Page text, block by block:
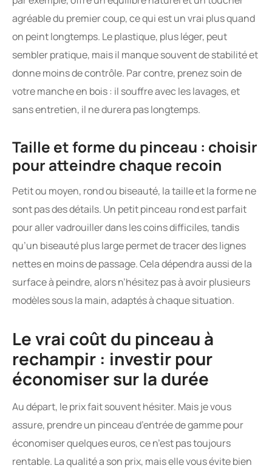
agréable du premier coup, ce qui est un vrai plus quand
on peint longtemps. Le plastique, plus léger, peut
sembler pratique, mais il manque souvent de stabilité et
donne moins de contrôle. Par contre, prenez soin de
votre manche en bois : il souffre avec les lavages, et
sans entretien, il ne durera pas longtemps.
Taille et forme du pinceau : choisir
pour atteindre chaque recoin
Petit ou moyen, rond ou biseauté, la taille et la forme ne
sont pas des détails. Un petit pinceau rond est parfait
pour aller vadrouiller dans les coins difficiles, tandis
qu’un biseauté plus large permet de tracer des lignes
nettes en moins de passage. Cela dépendra aussi de la
surface à peindre, alors n’hésitez pas à avoir plusieurs
modèles sous la main, adaptés à chaque situation.
Le vrai coût du pinceau à
rechampir : investir pour
économiser sur la durée
Au départ, le prix fait souvent hésiter. Mais je vous
assure, prendre un pinceau d’entrée de gamme pour
économiser quelques euros, ce n’est pas toujours
rentable. La qualité a son prix, mais elle vous évite bien